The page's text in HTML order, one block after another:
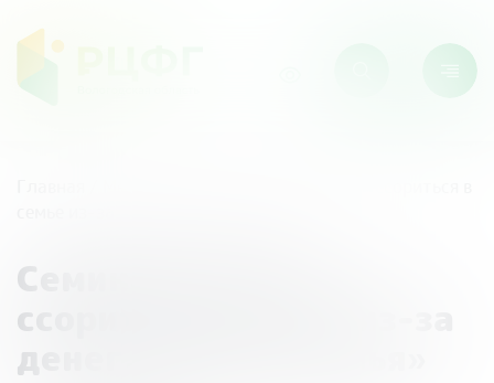
Семинар «Как не
ссориться в семье из-за
денег. Бизнес. Семья»